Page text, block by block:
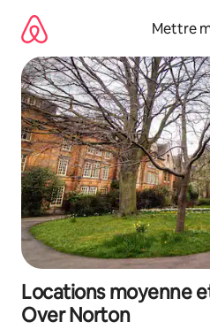
directement
contenu
Mettre
Locations moyenne
Over Norton